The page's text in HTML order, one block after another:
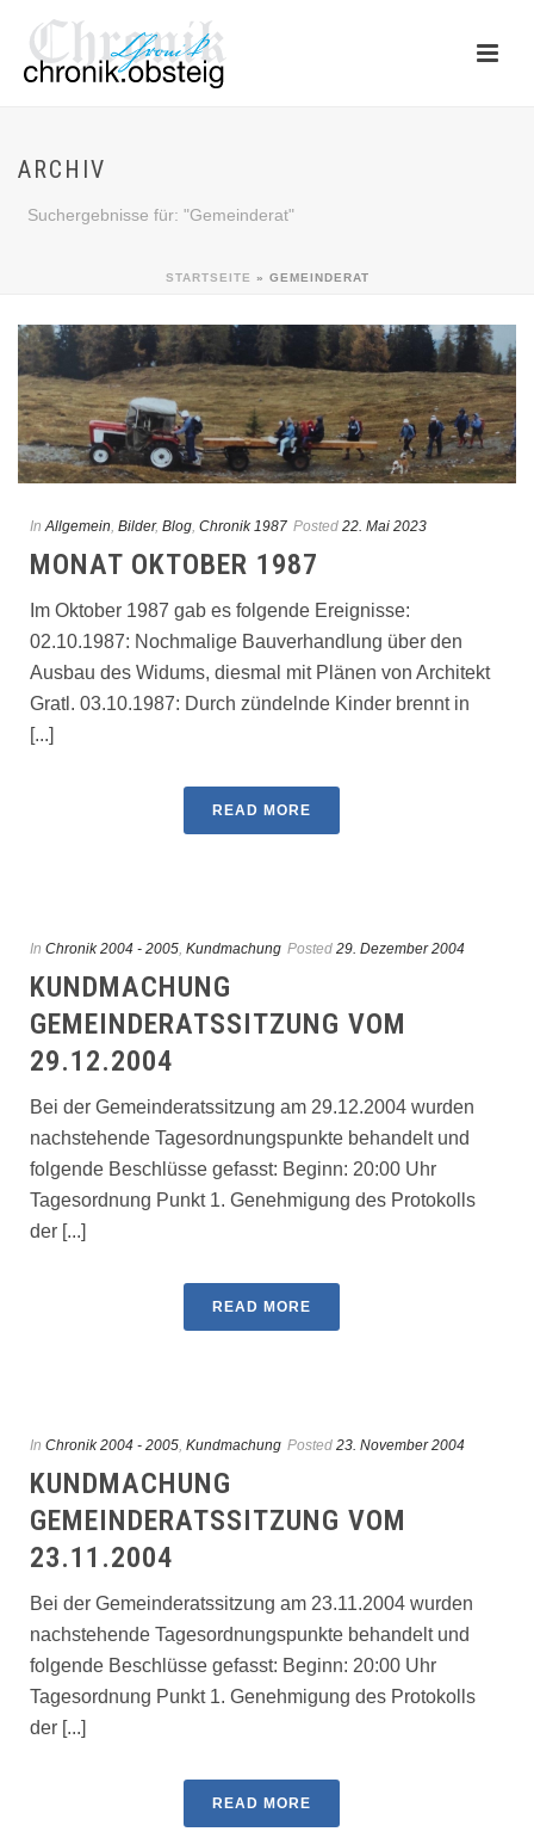
ARCHIV
Suchergebnisse für: "Gemeinderat"
STARTSEITE » GEMEINDERAT
In Allgemein, Bilder, Blog, Chronik 1987 Posted 22. Mai 2023
MONAT OKTOBER 1987
Im Oktober 1987 gab es folgende Ereignisse:
02.10.1987: Nochmalige Bauverhandlung über den
Ausbau des Widums, diesmal mit Plänen von Architekt
Gratl. 03.10.1987: Durch zündelnde Kinder brennt in
[...]
READ MORE
In Chronik 2004 - 2005, Kundmachung Posted 29. Dezember 2004
KUNDMACHUNG
GEMEINDERATSSITZUNG VOM
29.12.2004
Bei der Gemeinderatssitzung am 29.12.2004 wurden
nachstehende Tagesordnungspunkte behandelt und
folgende Beschlüsse gefasst: Beginn: 20:00 Uhr
Tagesordnung Punkt 1. Genehmigung des Protokolls
der [...]
READ MORE
In Chronik 2004 - 2005, Kundmachung Posted 23. November 2004
KUNDMACHUNG
GEMEINDERATSSITZUNG VOM
23.11.2004
Bei der Gemeinderatssitzung am 23.11.2004 wurden
nachstehende Tagesordnungspunkte behandelt und
folgende Beschlüsse gefasst: Beginn: 20:00 Uhr
Tagesordnung Punkt 1. Genehmigung des Protokolls
der [...]
READ MORE